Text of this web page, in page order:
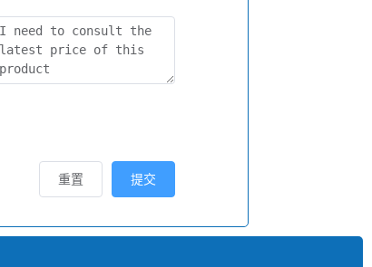
提交
重置